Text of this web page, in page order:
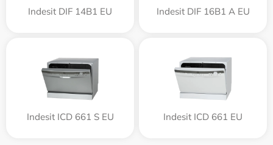
Indesit DIF 14B1 EU Indesit DIF 16B1 A EU
Indesit ICD 661 S EU Indesit ICD 661 EU